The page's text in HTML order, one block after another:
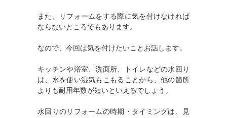
また、リフォームをする際に気を付けなければ
ならないところでもあります。
なので、今回は気を付けたいことお話します。
キッチンや浴室、洗面所、トイレなどの水回り
は、水を使い湿気もこもることから、他の箇所
よりも耐用年数が短いといえるでしょう。
水回りのリフォームの時期・タイミングは、見